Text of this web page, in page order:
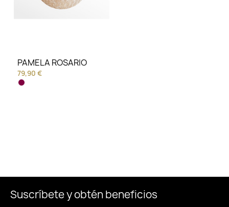
PAMELA ROSARIO
79,90 €
Suscríbete y obtén beneficios